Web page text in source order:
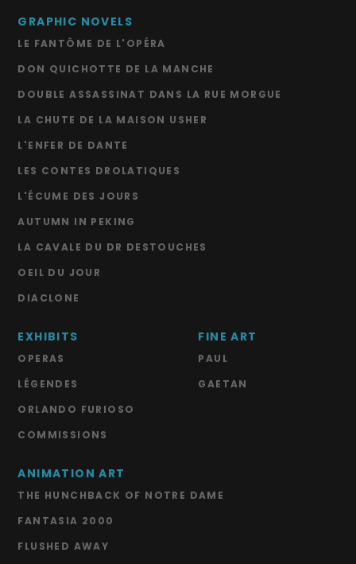
GRAPHIC NOVELS
LE FANTÔME DE L'OPÉRA
DON QUICHOTTE DE LA MANCHE
DOUBLE ASSASSINAT DANS LA RUE MORGUE
LA CHUTE DE LA MAISON USHER
L'ENFER DE DANTE
LES CONTES DROLATIQUES
L'ÉCUME DES JOURS
AUTUMN IN PEKING
LA CAVALE DU DR DESTOUCHES
OEIL DU JOUR
DIACLONE
EXHIBITS
OPERAS
LÉGENDES
ORLANDO FURIOSO
COMMISSIONS
FINE ART
PAUL
GAETAN
ANIMATION ART
THE HUNCHBACK OF NOTRE DAME
FANTASIA 2000
FLUSHED AWAY